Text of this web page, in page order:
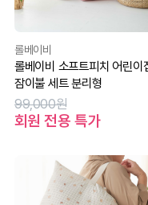
롤베이비
롤베이비 소프트피치 어린이
잠이불 세트 분리형
99,000원
회원 전용 특가